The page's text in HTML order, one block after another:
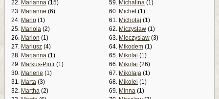
22. Marianna (15)
23. Marianne (6)
24. Mario (1)
25. Mariola (2)
26. Marion (1)
27. Mariusz (4)
28. Marjanna (1)
29. Markus-Piotr (1)
30. Marlene (1)
31. Marta (3)
32. Martha (2)
59. Michalina (1)
60. Michel (1)
61. Micholaj (1)
62. Miczyslaw (1)
63. Mieczyslaw (3)
64. Mikodem (1)
65. Mikolai (1)
66. Mikolaj (26)
67. Mikolaja (1)
68. Mikolei (1)
69. Minna (1)